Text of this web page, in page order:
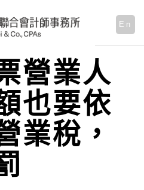
En
營業人
也要依
業稅，